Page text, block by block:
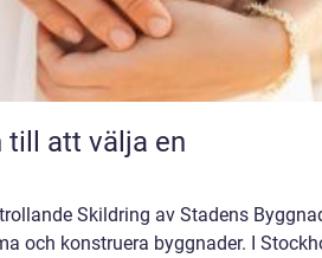
till att välja en
Skildring av Stadens
och konstruera byggnader. I